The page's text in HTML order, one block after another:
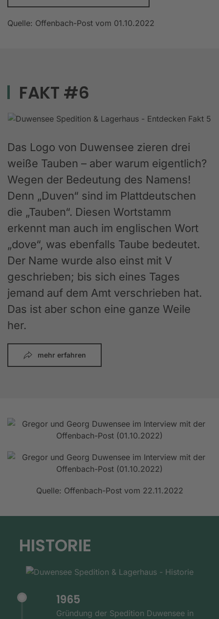
Quelle: Offenbach-Post vom 01.10.2022
FAKT #6
Das Logo von Duwensee zieren drei
weiße Tauben – aber warum eigentlich?
Wegen der Bedeutung des Namens!
Denn „Duven“ sind im Plattdeutschen
die „Tauben“. Diesen Wortstamm
erkennt man auch im englischen Wort
„dove“, was ebenfalls Taube bedeutet.
Der Name wurde also einst mit V
geschrieben; bis sich eines Tages
jemand auf dem Amt verschrieben hat.
Das ist aber schon eine ganze Weile
her.
mehr erfahren
Quelle: Offenbach-Post vom 22.11.2022
HISTORIE
1965
Gründung der Spedition Duwensee in